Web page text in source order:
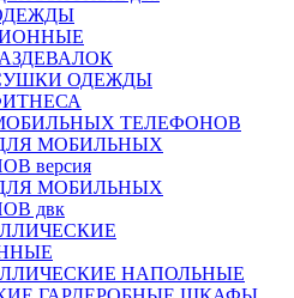
ОДЕЖДЫ
ТЕЛЕФОНОВ
МОБИЛЬНЫХ
версия
МОБИЛЬНЫХ
двк
НАПОЛЬНЫЕ